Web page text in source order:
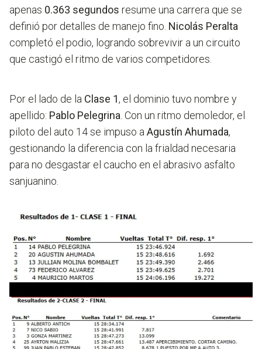
apenas 0.363 segundos resume una carrera que se
definió por detalles de manejo fino. Nicolás Peralta
completó el podio, logrando sobrevivir a un circuito
que castigó el ritmo de varios competidores.
Por el lado de la Clase 1, el dominio tuvo nombre y
apellido: Pablo Pelegrina . Con un ritmo demoledor, el
piloto del auto 14 se impuso a Agustín Ahumada,
gestionando la diferencia con la frialdad necesaria
para no desgastar el caucho en el abrasivo asfalto
sanjuanino.